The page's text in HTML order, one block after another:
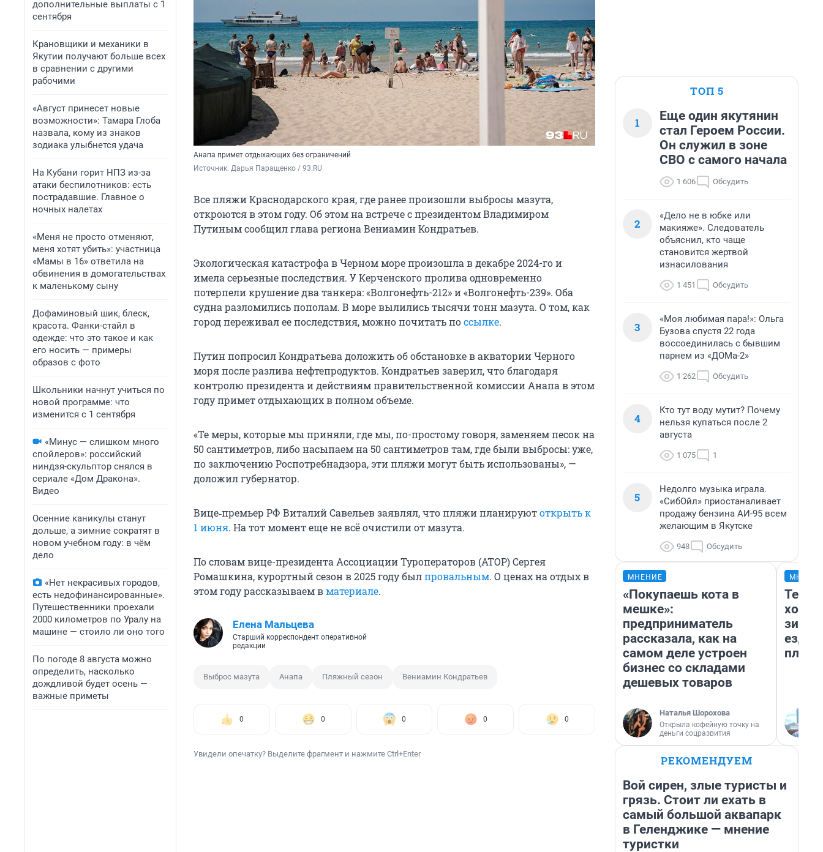
дополнительные выплаты с 1
сентября
Крановщики и механики в
Якутии получают больше всех
в сравнении с другими
рабочими
«Август принесет новые
возможности»: Тамара Глоба
назвала, кому из знаков
зодиака улыбнется удача
На Кубани горит НПЗ из-за
атаки беспилотников: есть
пострадавшие. Главное о
ночных налетах
«Меня не просто отменяют,
меня хотят убить»: участница
«Мамы в 16» ответила на
обвинения в домогательствах
к маленькому сыну
Дофаминовый шик, блеск,
красота. Фанки-стайл в
одежде: что это такое и как
его носить — примеры
образов с фото
Школьники начнут учиться по
новой программе: что
изменится с 1 сентября
«Минус — слишком много
спойлеров»: российский
ниндзя-скульптор снялся в
сериале «Дом Дракона».
Видео
Осенние каникулы станут
дольше, а зимние сократят в
новом учебном году: в чём
дело
«Нет некрасивых городов,
есть недофинансированные».
Путешественники проехали
2000 километров по Уралу на
машине — стоило ли оно того
По погоде 8 августа можно
определить, насколько
дождливой будет осень —
важные приметы
Анапа примет отдыхающих без ограничений
Источник: Дарья Паращенко / 93.RU
Все пляжи Краснодарского края, где ранее произошли выбросы мазута,
откроются в этом году. Об этом на встрече с президентом Владимиром
Путиным сообщил глава региона Вениамин Кондратьев.
Экологическая катастрофа в Черном море произошла в декабре 2024-го и
имела серьезные последствия. У Керченского пролива одновременно
потерпели крушение два танкера: «Волгонефть-212» и «Волгонефть-239». Оба
судна разломились пополам. В море вылились тысячи тонн мазута. О том, как
город переживал ее последствия, можно почитать поссылке.
Путин попросил Кондратьева доложить об обстановке в акватории Черного
моря после разлива нефтепродуктов. Кондратьев заверил, что благодаря
контролю президента и действиям правительственной комиссии Анапа в этом
году примет отдыхающих в полном объеме.
«Те меры, которые мы приняли, где мы, по-простому говоря, заменяем песок на
50 сантиметров, либо насыпаем на 50 сантиметров там, где были выбросы: уже,
по заключению Роспотребнадзора, эти пляжи могут быть использованы», —
доложил губернатор.
Вице‑премьер РФ Виталий Савельев заявлял, что пляжи планируютоткрыть к
1 июня. На тот момент еще не всё очистили от мазута.
По словам вице-президента Ассоциации Туроператоров (АТОР) Сергея
Ромашкина, курортный сезон в 2025 году былпровальным. О ценах на отдых в
этом году рассказываем вматериале.
Елена Мальцева
Старший корреспондент оперативной
редакции
Выброс мазута Анапа Пляжный сезон Вениамин Кондратьев
0 0 0 0 0
Увидели опечатку? Выделите фрагмент и нажмите Ctrl+Enter
ТОП 5
1
Еще один якутянин
стал Героем России.
Он служил в зоне
СВО с самого начала
1 606 Обсудить
2
«Дело не в юбке или
макияже». Следователь
объяснил, кто чаще
становится жертвой
изнасилования
1 451 Обсудить
3
«Моя любимая пара!»: Ольга
Бузова спустя 22 года
воссоединилась с бывшим
парнем из «ДОМа-2»
1 262 Обсудить
4
Кто тут воду мутит? Почему
нельзя купаться после 2
августа
1 075 1
5
Недолго музыка играла.
«СибОйл» приостаналивает
продажу бензина АИ-95 всем
желающим в Якутске
948 Обсудить
МНЕНИЕ
«Покупаешь кота в
мешке»:
предприниматель
рассказала, как на
самом деле устроен
бизнес со складами
дешевых товаров
Наталья Шорохова
Открыла кофейную точку на
деньги соцразвития
ездит
РЕКОМЕНДУЕМ
Вой сирен, злые туристы и
грязь. Стоит ли ехать в
самый большой аквапарк
в Геленджике — мнение
туристки